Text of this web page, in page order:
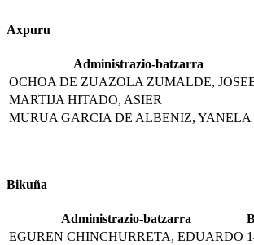
Axpuru
Administrazio-batzarra
OCHOA DE ZUAZOLA ZUMALDE,
MARTIJA HITADO, ASIER
MURUA GARCIA DE ALBENIZ, YANELA
Bikuña
Administrazio-batzarra
EGUREN CHINCHURRETA, EDUARDO